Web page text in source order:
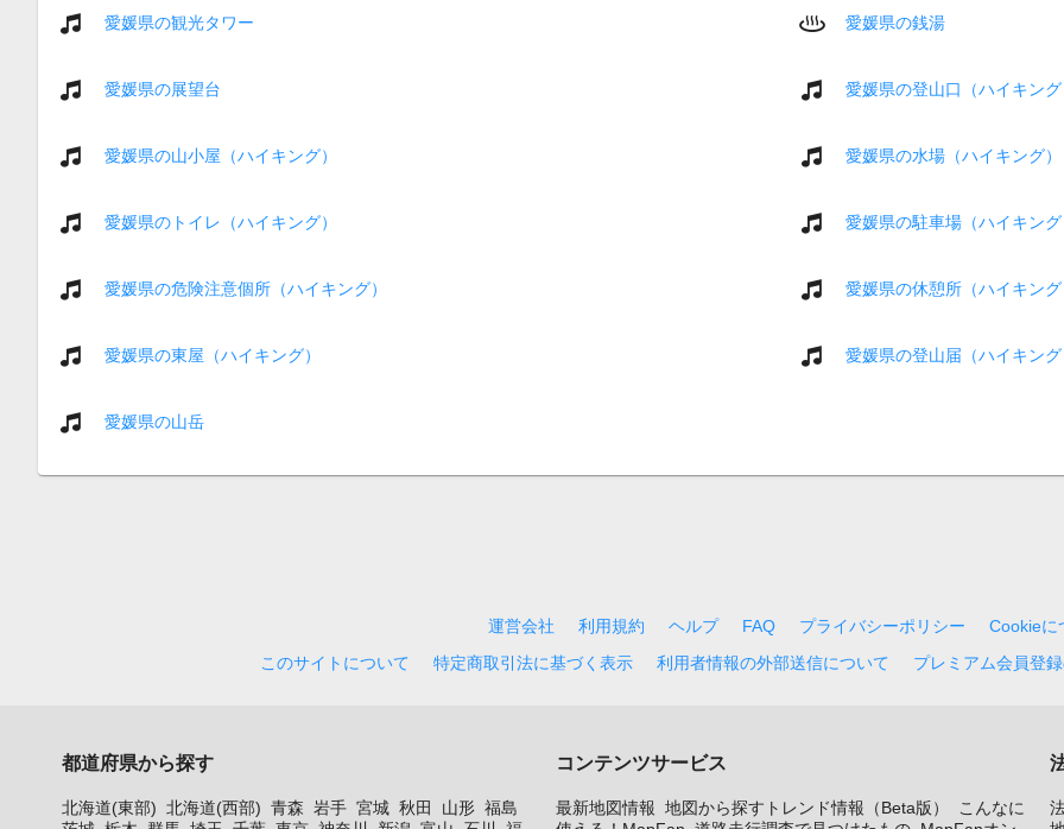
愛媛県の観光タワー 愛媛県の銭湯
愛媛県の展望台 愛媛県の登山口（ハイキン
愛媛県の山小屋（ハイキング） 愛媛県の水場（ハイキング）
愛媛県のトイレ（ハイキング） 愛媛県の駐車場（ハイキン
愛媛県の危険注意個所（ハイキング） 愛媛県の休憩所（ハイキン
愛媛県の東屋（ハイキング） 愛媛県の登山届（ハイキン
愛媛県の山岳
運営会社 利用規約 ヘルプ FAQ プライバシーポリシー
Cookieに
このサイトについて
特定商取引法に基づく表示 利用者情報の外部送信について プレミアム会員登
都道府県から探す
北海道(東部) 北海道(西部) 青森 岩手 宮城 秋田 山形 福島
コンテンツサービス
最新地図情報 地図から探すトレンド情報（Beta版）
こんなに